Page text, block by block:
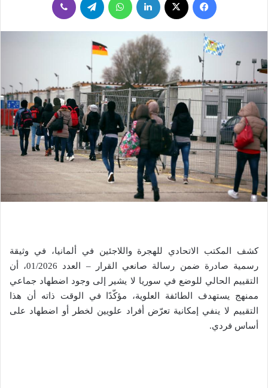
كشف المكتب الاتحادي للهجرة واللاجئين في ألمانيا، في وثيقة
رسمية صادرة ضمن رسالة صانعي القرار – العدد 01/2026، أن
التقييم الحالي للوضع في سوريا لا يشير إلى وجود اضطهاد جماعي
ممنهج يستهدف الطائفة العلوية، مؤكّدًا في الوقت ذاته أن هذا
التقييم لا ينفي إمكانية تعرّض أفراد علويين لخطر أو اضطهاد على
أساس فردي.